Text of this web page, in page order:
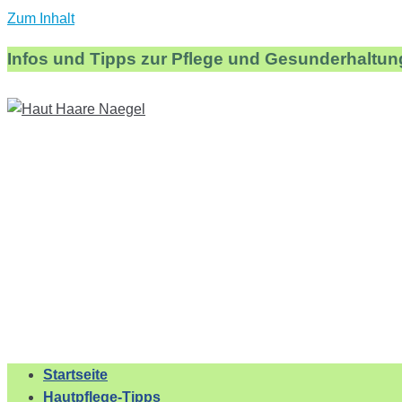
Zum Inhalt
Infos und Tipps zur Pflege und
Startseite
Hautpflege-Tipps